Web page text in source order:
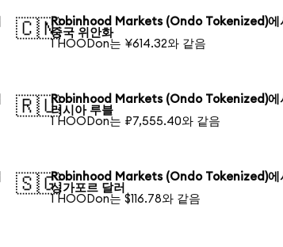
🇨🇳Robinhood Markets (Ondo Tokenized)에
중국 위안화
1 HOODon는 ¥614.32와 같음
🇷🇺Robinhood Markets (Ondo Tokenized)에
러시아 루블
1 HOODon는 ₽7,555.40와 같음
🇸🇬Robinhood Markets (Ondo Tokenized)에
싱가포르 달러
1 HOODon는 $116.78와 같음